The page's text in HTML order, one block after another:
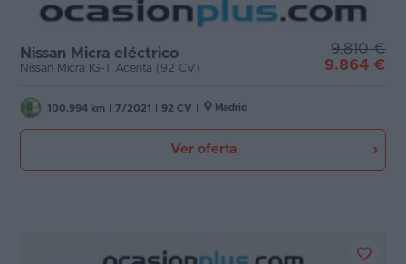
Nissan Micra eléctrico
Nissan Micra IG-T Acenta (92 CV)
9.810 €
9.864 €
100.994 km 7/2021 92 CV Madrid
Ver oferta